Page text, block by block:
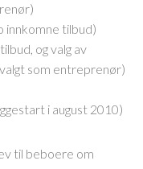
innkomne tilbud)
og valg av
som entreprenør)
i august 2010)
til beboere om